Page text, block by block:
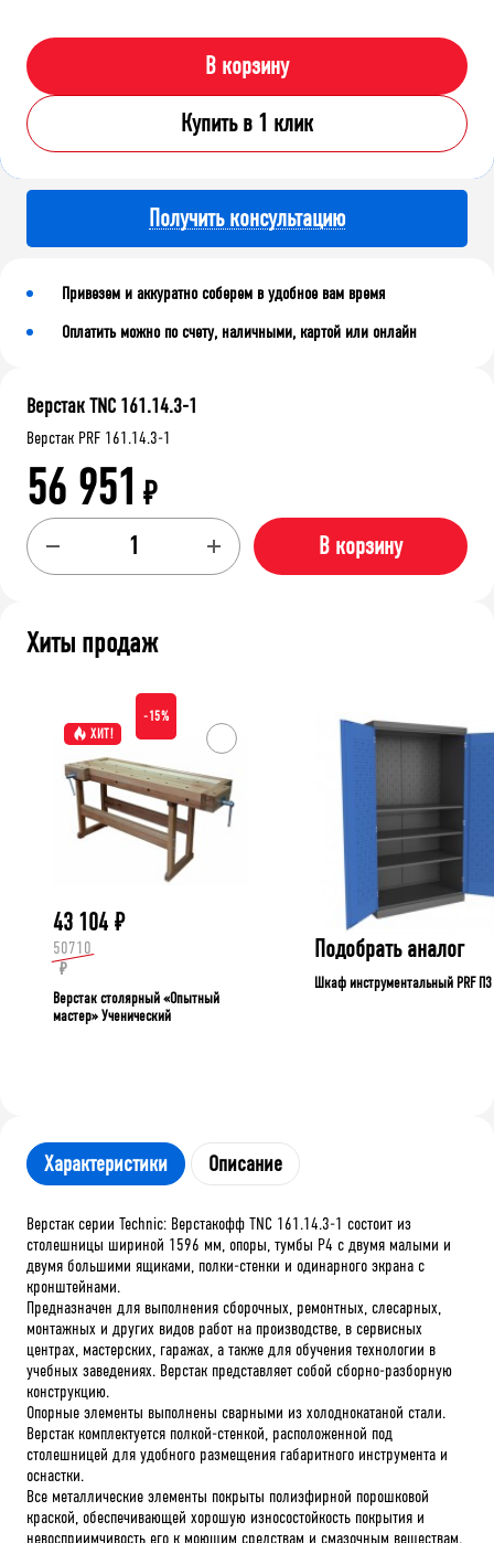
В корзину
Купить в 1 клик
Получить консультацию
Привезем и аккуратно соберем в удобное вам время
Оплатить можно по счету, наличными, картой или онлайн
Верстак TNC 161.14.3-1
Верстак PRF 161.14.3-1
56 951 ₽
В корзину
Хиты продаж
ХИТ!
-15%
43 104 ₽
50710
₽
Верстак столярный «Опытный
мастер» Ученический
Подобрать аналог
Шкаф инструментальный PRF П3
Характеристики Описание
Верстак серии Technic: Верстакофф TNC 161.14.3-1 состоит из
столешницы шириной 1596 мм, опоры, тумбы P4 с двумя малыми и
двумя большими ящиками, полки-стенки и одинарного экрана с
кронштейнами.
Предназначен для выполнения сборочных, ремонтных, слесарных,
монтажных и других видов работ на производстве, в сервисных
центрах, мастерских, гаражах, а также для обучения технологии в
учебных заведениях. Верстак представляет собой сборно-разборную
конструкцию.
Опорные элементы выполнены сварными из холоднокатаной стали.
Верстак комплектуется полкой-стенкой, расположенной под
столешницей для удобного размещения габаритного инструмента и
оснастки.
Все металлические элементы покрыты полиэфирной порошковой
краской, обеспечивающей хорошую износостойкость покрытия и
невосприимчивость его к моющим средствам и смазочным веществам.